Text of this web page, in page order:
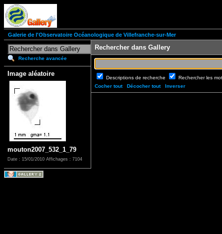
Galerie de l'Observatoire Océanologique de Villefranche-sur-Mer
Recherche avancée
Image aléatoire
mouton2007_532_1_79
Date : 15/01/2010 Affichages : 7104
Rechercher dans Gallery
Descriptions de recherche
Rechercher les
Cocher tout
Décocher tout Inverser